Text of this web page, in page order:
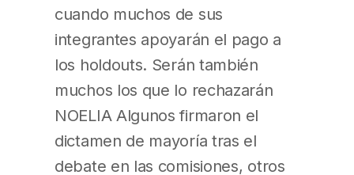
cuando muchos de sus
integrantes apoyarán el pago a
los holdouts. Serán también
muchos los que lo rechazarán
NOELIA Algunos firmaron el
dictamen de mayoría tras el
debate en las comisiones, otros